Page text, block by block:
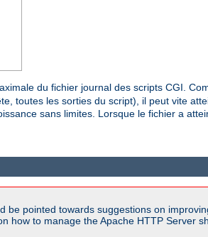
du fichier journal des scripts CGI.
toutes les sorties du script), il peut vite
sans limites. Lorsque le fichier a
be pointed towards suggestions on
how to manage the Apache HTTP